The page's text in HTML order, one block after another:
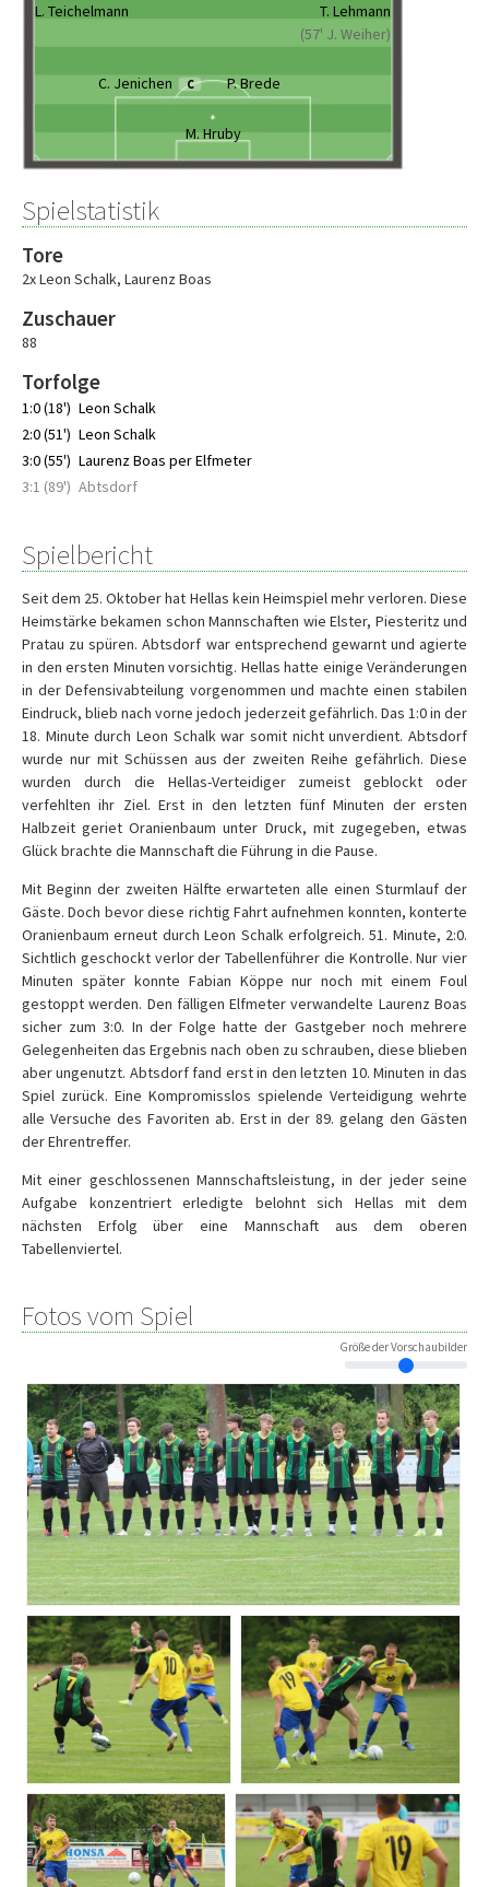
L. Teichelmann
T. Lehmann
(57' J. Weiher)
C. Jenichen C P. Brede
M. Hruby
Spielstatistik
Tore
2x Leon Schalk, Laurenz Boas
Zuschauer
88
Torfolge
1:0 (18') Leon Schalk
2:0 (51') Leon Schalk
3:0 (55') Laurenz Boas per Elfmeter
3:1 (89') Abtsdorf
Spielbericht
Seit dem 25. Oktober hat Hellas kein Heimspiel mehr verloren. Diese
Heimstärke bekamen schon Mannschaften wie Elster, Piesteritz und
Pratau zu spüren. Abtsdorf war entsprechend gewarnt und agierte
in den ersten Minuten vorsichtig. Hellas hatte einige Veränderungen
in der Defensivabteilung vorgenommen und machte einen stabilen
Eindruck, blieb nach vorne jedoch jederzeit gefährlich. Das 1:0 in der
18. Minute durch Leon Schalk war somit nicht unverdient. Abtsdorf
wurde nur mit Schüssen aus der zweiten Reihe gefährlich. Diese
wurden durch die Hellas-Verteidiger zumeist geblockt oder
verfehlten ihr Ziel. Erst in den letzten fünf Minuten der ersten
Halbzeit geriet Oranienbaum unter Druck, mit zugegeben, etwas
Glück brachte die Mannschaft die Führung in die Pause.
Mit Beginn der zweiten Hälfte erwarteten alle einen Sturmlauf der
Gäste. Doch bevor diese richtig Fahrt aufnehmen konnten, konterte
Oranienbaum erneut durch Leon Schalk erfolgreich. 51. Minute, 2:0.
Sichtlich geschockt verlor der Tabellenführer die Kontrolle. Nur vier
Minuten später konnte Fabian Köppe nur noch mit einem Foul
gestoppt werden. Den fälligen Elfmeter verwandelte Laurenz Boas
sicher zum 3:0. In der Folge hatte der Gastgeber noch mehrere
Gelegenheiten das Ergebnis nach oben zu schrauben, diese blieben
aber ungenutzt. Abtsdorf fand erst in den letzten 10. Minuten in das
Spiel zurück. Eine Kompromisslos spielende Verteidigung wehrte
alle Versuche des Favoriten ab. Erst in der 89. gelang den Gästen
der Ehrentreffer.
Mit einer geschlossenen Mannschaftsleistung, in der jeder seine
Aufgabe konzentriert erledigte belohnt sich Hellas mit dem
nächsten Erfolg über eine Mannschaft aus dem oberen
Tabellenviertel.
Fotos vom Spiel
Größe der Vorschaubilder